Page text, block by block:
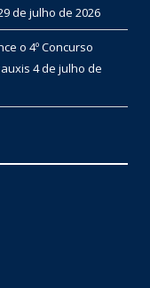
de julho de 2026
o 4º Concurso
4 de julho de